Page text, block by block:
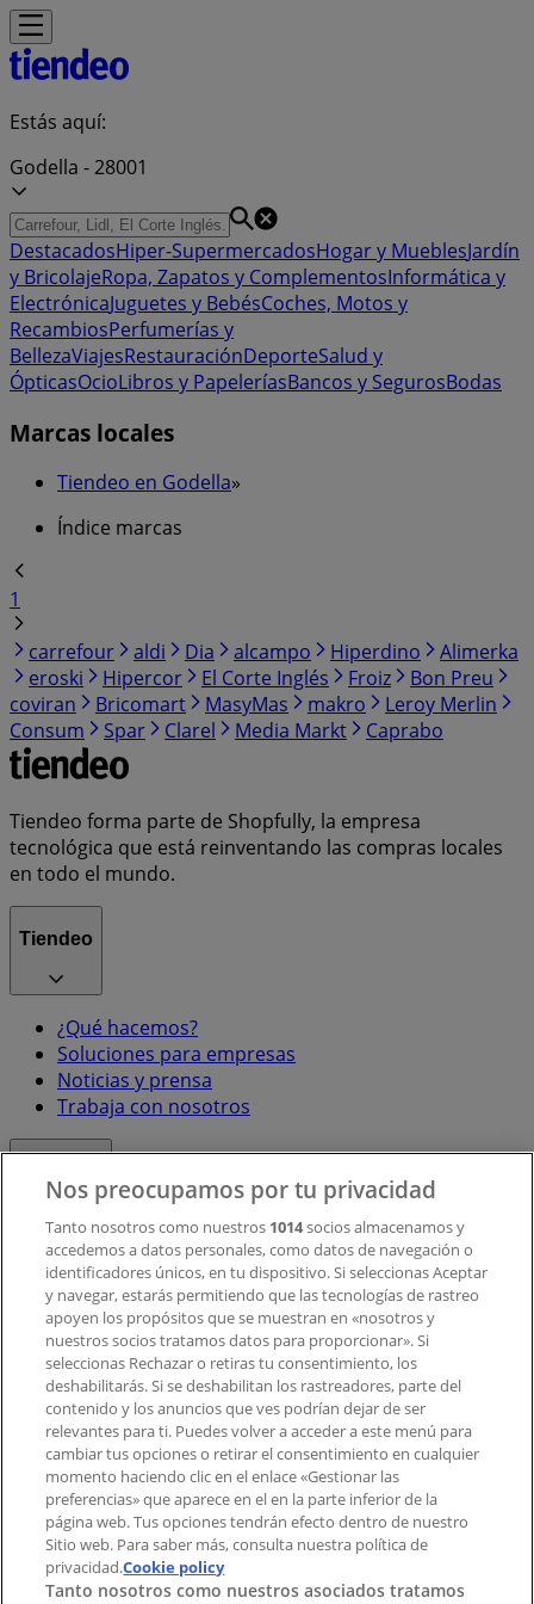
Estás aquí:
Godella - 28001
DestacadosHiper-SupermercadosHogar y MueblesJardín
y BricolajeRopa, Zapatos y ComplementosInformática y
ElectrónicaJuguetes y BebésCoches, Motos y
RecambiosPerfumerías y
BellezaViajesRestauraciónDeporteSalud y
ÓpticasOcioLibros y PapeleríasBancos y SegurosBodas
Marcas locales
Tiendeo en Godella»
Índice marcas
1
carrefour
aldi Dia alcampo Hiperdino
Alimerka
eroski
Hipercor El Corte Inglés Froiz
Bon Preu
coviran
Bricomart MasyMas makro
Leroy Merlin
Consum
Spar Clarel Media Markt Caprabo
Tiendeo forma parte de Shopfully, la empresa
tecnológica que está reinventando las compras locales
en todo el mundo.
Tiendeo
¿Qué hacemos?
Soluciones para empresas
Noticias y prensa
Trabaja con nosotros
Contacto comercial y de marketing
Tienda mal colocada en el mapa
Notificar un folleto
¿Encontraste un problema en la web o en la
aplicación?
Índices
Marcas
Marcas locales
Negocios
Negocios cercanos
Nos preocupamos por tu privacidad
Tanto nosotros como nuestros 1014socios almacenamos y
accedemos a datos personales, como datos de navegación o
identificadores únicos, en tu dispositivo. Si seleccionas Aceptar
y navegar, estarás permitiendo que las tecnologías de rastreo
apoyen los propósitos que se muestran en «nosotros y
nuestros socios tratamos datos para proporcionar». Si
seleccionas Rechazar o retiras tu consentimiento, los
deshabilitarás. Si se deshabilitan los rastreadores, parte del
contenido y los anuncios que ves podrían dejar de ser
relevantes para ti. Puedes volver a acceder a este menú para
cambiar tus opciones o retirar el consentimiento en cualquier
momento haciendo clic en el enlace «Gestionar las
preferencias» que aparece en el en la parte inferior de la
página web. Tus opciones tendrán efecto dentro de nuestro
Sitio web. Para saber más, consulta nuestra política de
privacidad.Cookie policy
Tanto nosotros como nuestros asociados tratamos